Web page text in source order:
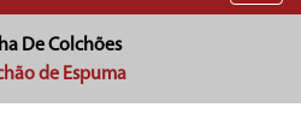
De Colchões
de Espuma